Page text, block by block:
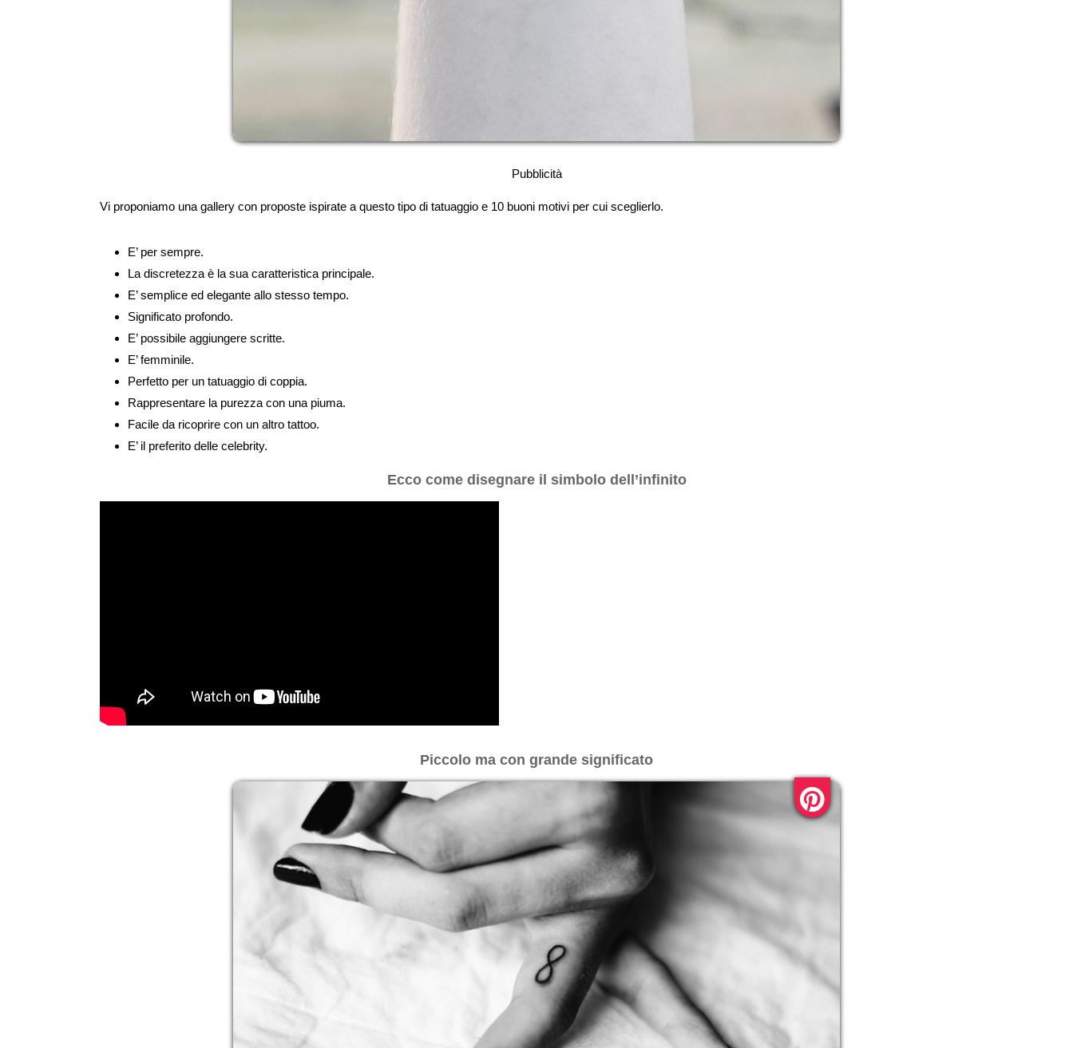
Pubblicità
Vi proponiamo una gallery con proposte ispirate a questo tipo di tatuaggio e 10 buoni motivi per cui sceglierlo.
E’ per sempre.
La discretezza è la sua caratteristica principale.
E’ semplice ed elegante allo stesso tempo.
Significato profondo.
E’ possibile aggiungere scritte.
E’ femminile.
Perfetto per un tatuaggio di coppia.
Rappresentare la purezza con una piuma.
Facile da ricoprire con un altro tattoo.
E’ il preferito delle celebrity.
Ecco come disegnare il simbolo dell’infinito
Piccolo ma con grande significato